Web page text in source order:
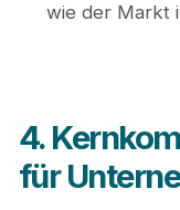
wie der Markt
4.
für